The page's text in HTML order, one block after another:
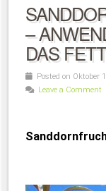
–
DAS
Posted on Oktober
Leave a Comment